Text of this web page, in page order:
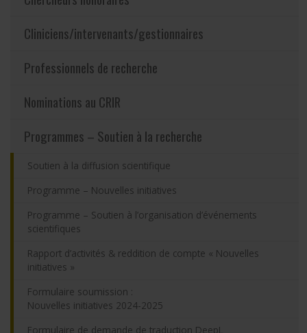
Nous joindre
Plan du site
Accessibilité
Espace membre
Cliniciens/intervenants/gestionnaires
Professionnels de recherche
Nominations au CRIR
Programmes – Soutien à la recherche
Soutien à la diffusion scientifique
Programme – Nouvelles initiatives
Programme – Soutien à l’organisation d’événements
scientifiques
Rapport d’activités & reddition de compte « Nouvelles
initiatives »
Formulaire soumission :
Nouvelles initiatives 2024-2025
Formulaire de demande de traduction DeepL